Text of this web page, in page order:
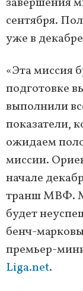
сентября.
уже в
«Эта миссия
подготовке
выполнили
показатели,
ожидаем
миссии.
начале
транш МВФ.
будет
бенч-
премьер-
Liga.net.